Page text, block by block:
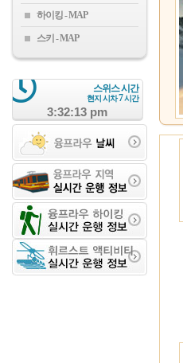
하이킹
스키
스위스 시간
현지 시차7시간
3:32:13 pm